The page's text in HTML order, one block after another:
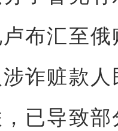
布汇至俄
诈赃款人
已导致部